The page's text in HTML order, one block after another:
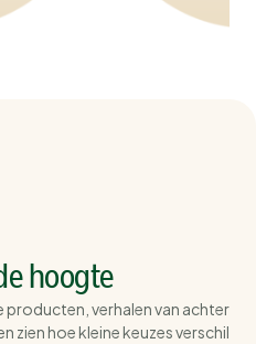
hoogte
verhalen van achter
zien hoe kleine keuzes verschil